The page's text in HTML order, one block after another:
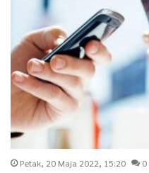
Petak, 20 Maja 2022, 15:20 0